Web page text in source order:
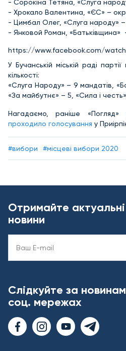
- Сорокіна Тетяна, «Слуга
- Хрокало Валентина, «ЄС» –
- Цимбал Олег, «Слуга народу» –
- Янковой Роман, «Батьківщина»
https://www.facebook.com/
У Бучанській міській раді
кількості:
«Слуга Народу» – 9 мандатів,
«За майбутнє» – 5, «Сила і
Нагадаємо, раніше
проходило голосування у
#вибори #місцеві вибори 2020
Отримайте актуальні
новини
Слідкуйте за
соц. мережах